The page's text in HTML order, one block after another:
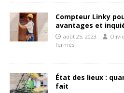
Compteur Linky
avantages et
août 25, 2023
fermés
État des lieux :
fait